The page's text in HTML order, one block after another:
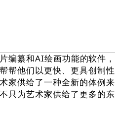
编纂和AI绘画功能的软件，
帮他们以更快、更具创制性
家供给了一种全新的体例来
只为艺术家供给了更多的东